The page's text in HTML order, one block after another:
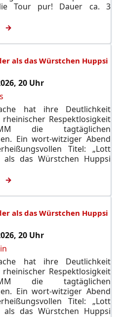
Tour pur! Dauer ca. 3
als das Würstchen Huppsi
20 Uhr
hat ihre Deutlichkeit
Respektlosigkeit
die tagtäglichen
Ein wort-witziger Abend
Titel: „Lott
das Würstchen Huppsi
als das Würstchen Huppsi
20 Uhr
hat ihre Deutlichkeit
Respektlosigkeit
die tagtäglichen
Ein wort-witziger Abend
Titel: „Lott
das Würstchen Huppsi